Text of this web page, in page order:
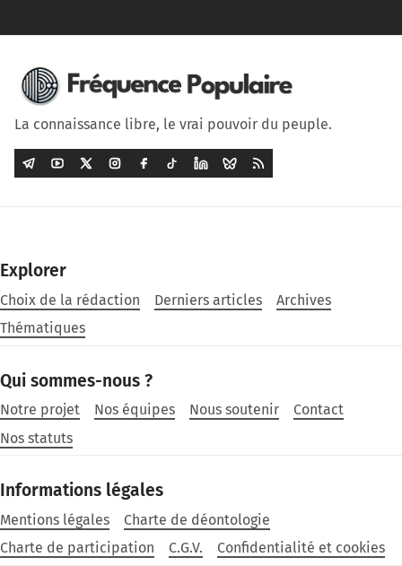
La connaissance libre, le vrai pouvoir du peuple.
Explorer
Choix de la rédaction Derniers articles
Archives
Thématiques
Qui sommes-nous ?
Notre projet Nos équipes Nous soutenir
Contact
Nos statuts
Informations légales
Mentions légales
Charte de déontologie
Charte de participation
C.G.V. Confidentialité et cookies